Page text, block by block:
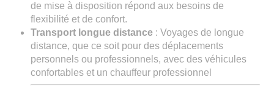
de mise à disposition répond aux besoins de
flexibilité et de confort.
Transport longue distance : Voyages de longue
distance, que ce soit pour des déplacements
personnels ou professionnels, avec des véhicules
confortables et un chauffeur professionnel